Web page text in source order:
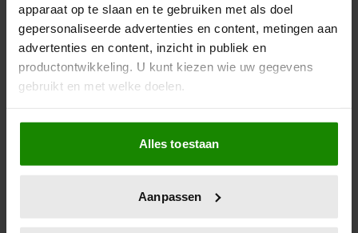
apparaat op te slaan en te gebruiken met als doel
gepersonaliseerde advertenties en content, metingen aan
advertenties en content, inzicht in publiek en
productontwikkeling. U kunt kiezen wie uw gegevens
gebruikt en met welke doelen.
Als u het toestaat, willen we ook graag:
Informatie verzamelen over uw geografische locatie,
die tot een paar meter nauwkeurig kan zijn
op specifieke eigenschappen (fingerprinting)
Alles toestaan
Aanpassen
De nieuwe Mijn Geheim ligt nu in de winkel
Abonneren
Digitaal lezen